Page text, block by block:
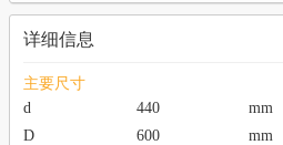
详细信息
主要尺寸
d
440 mm
D
600 mm